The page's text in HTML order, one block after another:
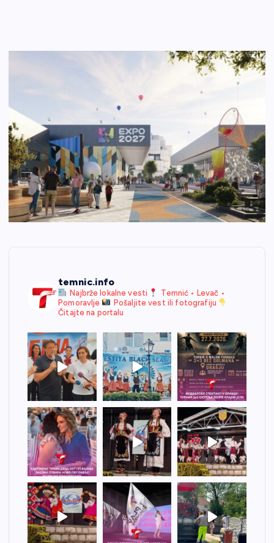
temnic.info
Najbrže lokalne vesti
Temnić • Levač •
Pomoravlje
Pošaljite vest ili fotografiju
Čitajte na portalu